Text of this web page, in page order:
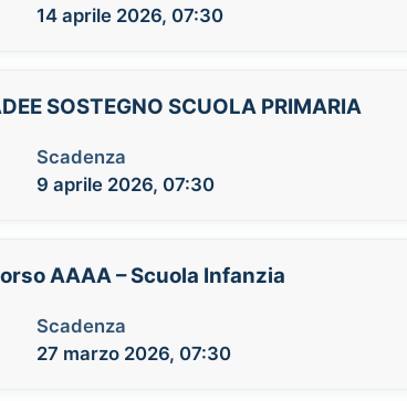
14 aprile 2026, 07:30
SOSTEGNO SCUOLA PRIMARIA
Scadenza
9 aprile 2026, 07:30
AAAA – Scuola Infanzia
Scadenza
27 marzo 2026, 07:30